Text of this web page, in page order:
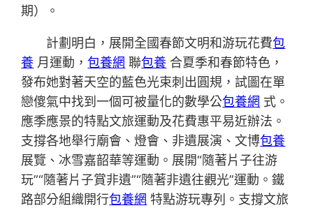
期）。
計劃明白，展開全國春節文明和游玩花費包
養 月運動，包養網 聯包養 合夏季和春節特色，
發布她對著天空的藍色光束刺出圓規，試圖在單
戀傻氣中找到一個可被量化的數學公包養網 式。
應季應景的特點文旅運動及花費惠平易近辦法。
支撐各地舉行廟會、燈會、非遺展演、文博包養
展覽、冰雪嘉韶華等運動。展開“隨著片子往游
玩”“隨著片子賞非遺”“隨著非遺往觀光”運動。鐵
路部分組織開行包養網 特點游玩專列。支撐文旅